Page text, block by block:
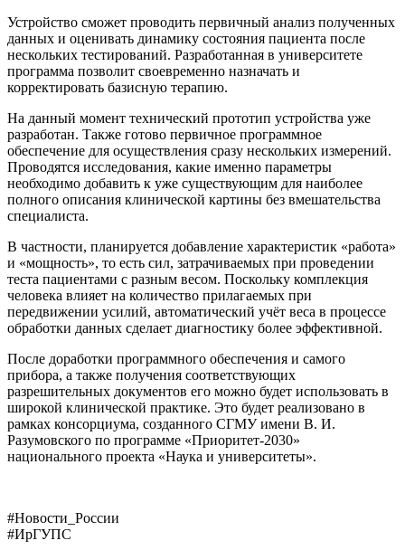
Устройство сможет проводить первичный анализ полученных
данных и оценивать динамику состояния пациента после
нескольких тестирований. Разработанная в университете
программа позволит своевременно назначать и
корректировать базисную терапию.
На данный момент технический прототип устройства уже
разработан. Также готово первичное программное
обеспечение для осуществления сразу нескольких измерений.
Проводятся исследования, какие именно параметры
необходимо добавить к уже существующим для наиболее
полного описания клинической картины без вмешательства
специалиста.
В частности, планируется добавление характеристик «работа»
и «мощность», то есть сил, затрачиваемых при проведении
теста пациентами с разным весом. Поскольку комплекция
человека влияет на количество прилагаемых при
передвижении усилий, автоматический учёт веса в процессе
обработки данных сделает диагностику более эффективной.
После доработки программного обеспечения и самого
прибора, а также получения соответствующих
разрешительных документов его можно будет использовать в
широкой клинической практике. Это будет реализовано в
рамках консорциума, созданного СГМУ имени В. И.
Разумовского по программе «Приоритет-2030»
национального проекта «Наука и университеты».
#Новости_России
#ИрГУПС